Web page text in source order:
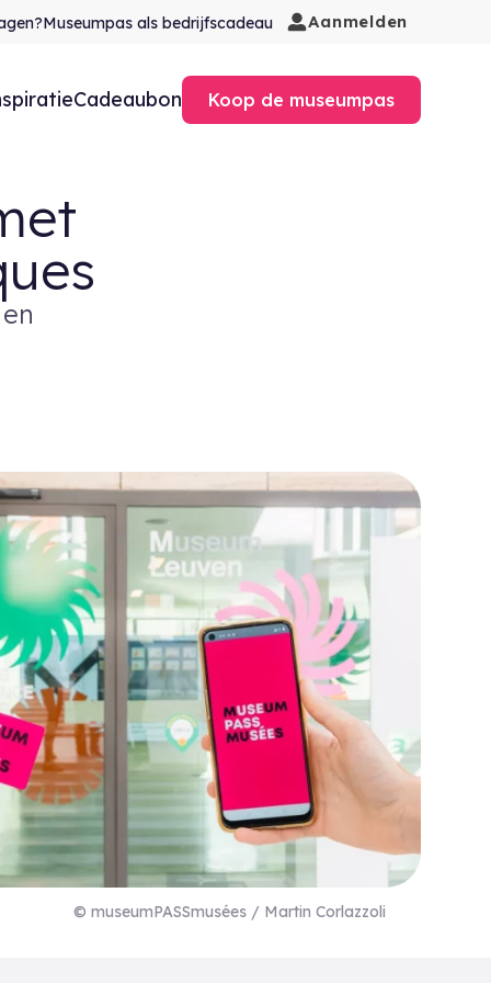
Museumpas als bedrijfscadeau Aanmelden
Cadeaubon Koop de museumpas
© museumPASSmusées / Martin Corlazzoli